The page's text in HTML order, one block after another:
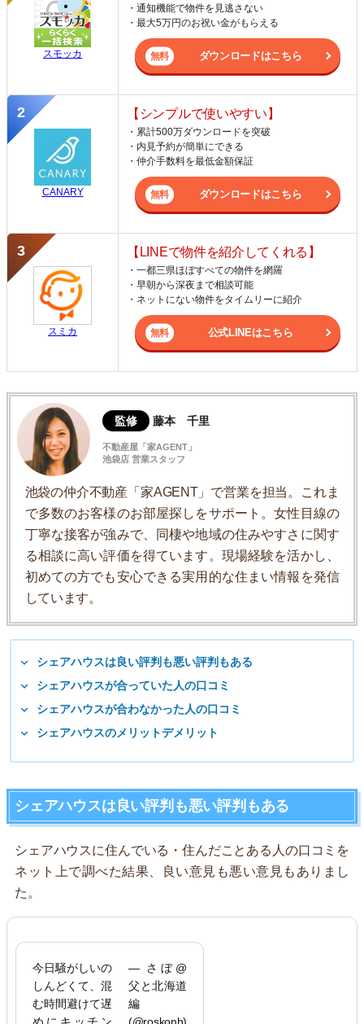
スモッカ
・通知機能で物件を見逃さない
・最大5万円のお祝い金がもらえる
ダウンロードはこちら
CANARY
【シンプルで使いやすい】
・累計500万ダウンロードを突破
・内見予約が簡単にできる
・仲介手数料を最低金額保証
ダウンロードはこちら
スミカ
【LINEで物件を紹介してくれる】
・一都三県ほぼすべての物件を網羅
・早朝から深夜まで相談可能
・ネットにない物件をタイムリーに紹介
公式LINEはこちら
監修 藤本 千里
不動産屋「家AGENT」
池袋店 営業スタッフ
池袋の仲介不動産「家AGENT」で営業を担当。これま
で多数のお客様のお部屋探しをサポート。女性目線の
丁寧な接客が強みで、同棲や地域の住みやすさに関す
る相談に高い評価を得ています。現場経験を活かし、
初めての方でも安心できる実用的な住まい情報を発信
しています。
シェアハウスは良い評判も悪い評判もある
シェアハウスが合っていた人の口コミ
シェアハウスが合わなかった人の口コミ
シェアハウスのメリットデメリット
シェアハウスは良い評判も悪い評判もある
シェアハウスに住んでいる・住んだことある人の口コミを
ネット上で調べた結果、良い意見も悪い意見もありまし
た。
今日騒がしいの
しんどくて、混
む時間避けて遅
めにキッチン
— さぼ@
父と北海道
編
(@roskonh)